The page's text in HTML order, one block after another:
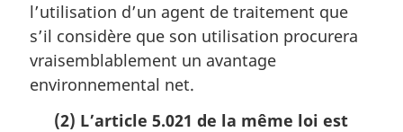
r
g
i
a
l’utilisation d’un agent de traitement que
s’il considère que son utilisation procurera
vraisemblablement un avantage
environnemental net.
(2) L’article 5.021 de la même loi est